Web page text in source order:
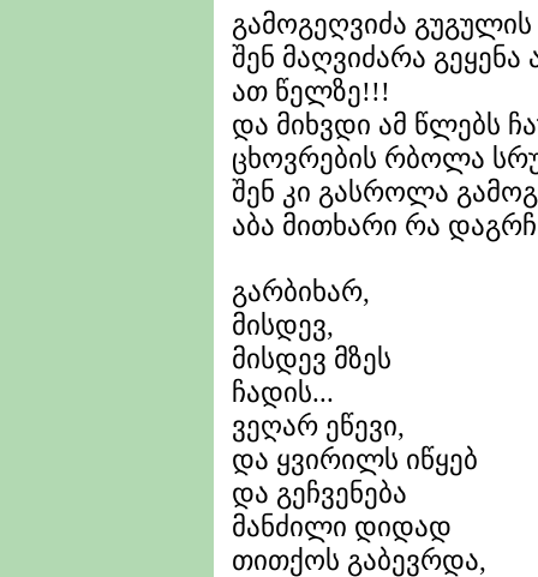
გამოგეღვიძა გუგულის
შენ მაღვიძარა გეყენა
ათ წელზე!!!
და მიხვდი ამ წლებს
ცხოვრების რბოლა
შენ კი გასროლა
აბა მითხარი რა
გარბიხარ,
მისდევ,
მისდევ მზეს
ჩადის...
ვეღარ ეწევი,
და ყვირილს იწყებ
და გეჩვენება
მანძილი დიდად
თითქოს გაბევრდა,